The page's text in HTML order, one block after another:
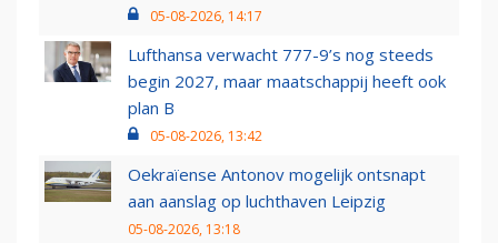
05-08-2026, 14:17
Lufthansa verwacht 777-9’s nog steeds
begin 2027, maar maatschappij heeft ook
plan B
05-08-2026, 13:42
Oekraïense Antonov mogelijk ontsnapt
aan aanslag op luchthaven Leipzig
05-08-2026, 13:18